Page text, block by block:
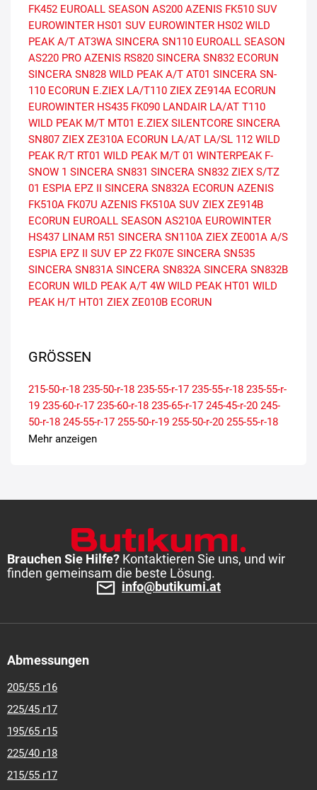
FK452 EUROALL SEASON AS200 AZENIS FK510 SUV
EUROWINTER HS01 SUV EUROWINTER HS02 WILD
PEAK A/T AT3WA SINCERA SN110 EUROALL SEASON
AS220 PRO AZENIS RS820 SINCERA SN832 ECORUN
SINCERA SN828 WILD PEAK A/T AT01 SINCERA SN-
110 ECORUN E.ZIEX LA/T110 ZIEX ZE914A ECORUN
EUROWINTER HS435 FK090 LANDAIR LA/AT T110
WILD PEAK M/T MT01 E.ZIEX SILENTCORE SINCERA
SN807 ZIEX ZE310A ECORUN LA/AT LA/SL 112 WILD
PEAK R/T RT01 WILD PEAK M/T 01 WINTERPEAK F-
SNOW 1 SINCERA SN831 SINCERA SN832 ZIEX S/TZ
01 ESPIA EPZ II SINCERA SN832A ECORUN AZENIS
FK510A FK07U AZENIS FK510A SUV ZIEX ZE914B
ECORUN EUROALL SEASON AS210A EUROWINTER
HS437 LINAM R51 SINCERA SN110A ZIEX ZE001A A/S
ESPIA EPZ II SUV EP Z2 FK07E SINCERA SN535
SINCERA SN831A SINCERA SN832A SINCERA SN832B
ECORUN WILD PEAK A/T 4W WILD PEAK HT01 WILD
PEAK H/T HT01 ZIEX ZE010B ECORUN
GRÖSSEN
215-50-r-18 235-50-r-18 235-55-r-17 235-55-r-18 235-55-r-
19 235-60-r-17 235-60-r-18 235-65-r-17 245-45-r-20 245-
50-r-18 245-55-r-17 255-50-r-19 255-50-r-20 255-55-r-18
255-55-r-19 255-60-r-18
Mehr anzeigen
Brauchen Sie Hilfe? Kontaktieren Sie uns, und wir
finden gemeinsam die beste Lösung.
info@butikumi.at
Abmessungen
205/55 r16
225/45 r17
195/65 r15
225/40 r18
215/55 r17